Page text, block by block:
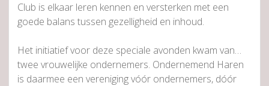
Club is elkaar leren kennen en versterken met een
goede balans tussen gezelligheid en inhoud.
Het initiatief voor deze speciale avonden kwam van…
twee vrouwelijke ondernemers. Ondernemend Haren
is daarmee een vereniging vóór ondernemers, dóór